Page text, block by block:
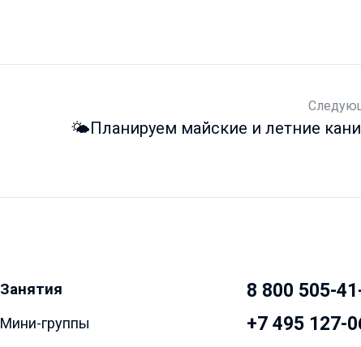
🌤Планируем майские и летние
Занятия
Мини-группы
8 800 505-
+7 495 127-